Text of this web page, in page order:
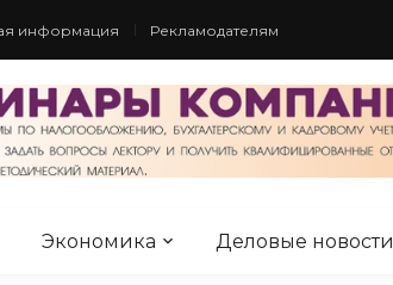
информация Рекламодателям
Экономика Деловые новости